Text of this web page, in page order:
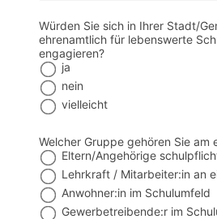
Würden Sie sich in Ihrer Stadt/
ehrenamtlich für lebenswerte
engagieren?
ja
nein
vielleicht
‍Welcher Gruppe gehören Sie am
Eltern/Angehörige
Lehrkraft / Mitarbeiter:in an
Anwohner:in im Schulumfeld
Gewerbetreibende:r im